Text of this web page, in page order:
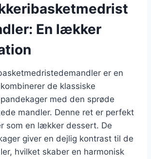
En lækker
er en
de klassiske
med den sprøde
mandler. Denne ret er perfekt
som en lækker dessert. De
giver en dejlig kontrast til de
hvilket skaber en harmonisk